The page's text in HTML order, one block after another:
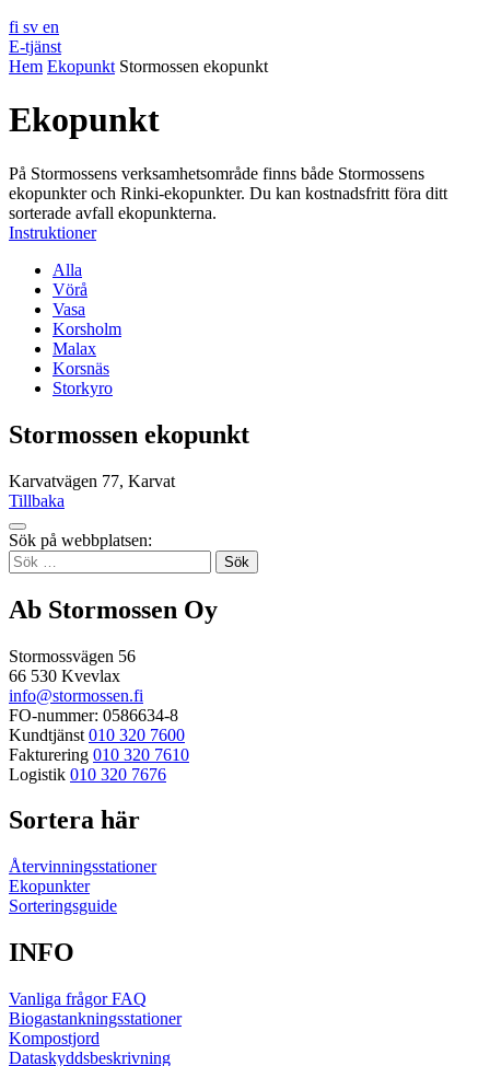
fi sv en
E-tjänst
Hem Ekopunkt Stormossen ekopunkt
Ekopunkt
På Stormossens verksamhetsområde finns både Stormossens
ekopunkter och Rinki-ekopunkter. Du kan kostnadsfritt föra ditt
sorterade avfall ekopunkterna.
Instruktioner
Alla
Vörå
Vasa
Korsholm
Malax
Korsnäs
Storkyro
Stormossen ekopunkt
Karvatvägen 77, Karvat
Tillbaka
Tillbaka
up
Sök på webbplatsen:
Sök
efter:
Ab Stormossen Oy
Stormossvägen 56
66 530 Kvevlax
info@stormossen.fi
FO-nummer: 0586634-8
Kundtjänst 010 320 7600
Fakturering 010 320 7610
Logistik 010 320 7676
Sortera här
Återvinningsstationer
Ekopunkter
Sorteringsguide
INFO
Vanliga frågor FAQ
Biogastankningsstationer
Kompostjord
Dataskyddsbeskrivning